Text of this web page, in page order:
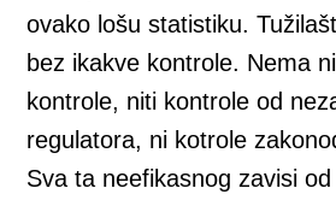
ovako lošu statistiku.
bez ikakve kontrole. Nema
kontrole, niti kontrole od
regulatora, ni kotrole
Sva ta neefikasnog zavisi